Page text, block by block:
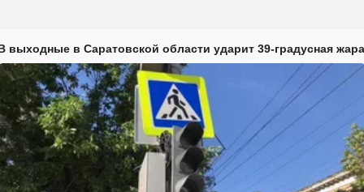
выходные в Саратовской области ударит 39-градусная жара